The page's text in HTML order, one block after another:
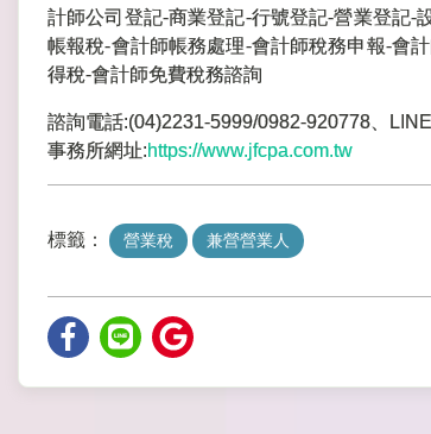
計師公司登記-商業登記-行號登記-營業登記-
帳報稅-會計師帳務處理-會計師稅務申報-會
得稅-會計師免費稅務諮詢
諮詢電話:(04)2231-5999/0982-920778、
事務所網址:https://www.jfcpa.com.tw
標籤： 營業稅 兼營營業人